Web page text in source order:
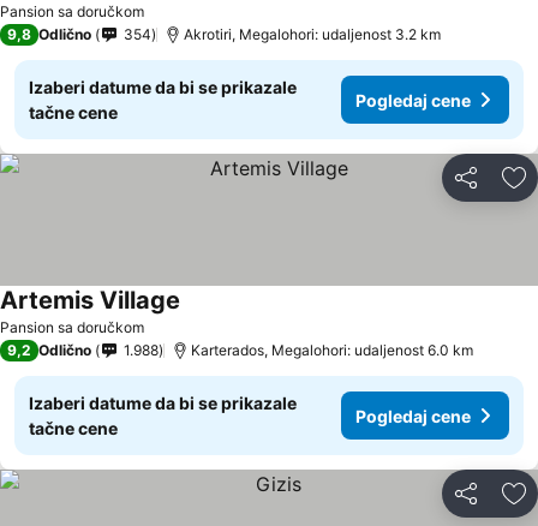
Pansion sa doručkom
9,8 Odlično 354 Akrotiri, Megalohori: udaljenost 3.2 km
Izaberi datume da bi se prikazale
tačne cene
Pogledaj cene
Deli
Pansion sa doručkom
Artemis Village
9,2 Odlično 1.988 Karterados, Megalohori: udaljenost 6.0 km
Izaberi datume da bi se prikazale
tačne cene
Pogledaj cene
Deli